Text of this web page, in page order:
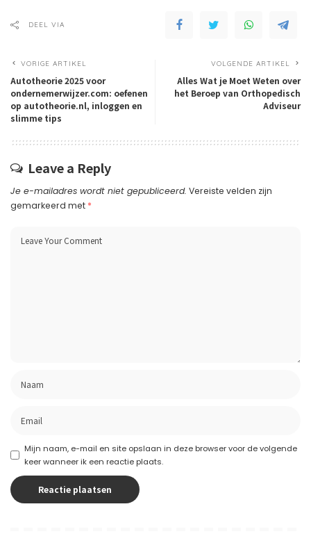
DEEL VIA
VORIGE ARTIKEL
Autotheorie 2025 voor
ondernemerwijzer.com: oefenen
op autotheorie.nl, inloggen en
slimme tips
VOLGENDE ARTIKEL
Alles Wat je Moet Weten over
het Beroep van Orthopedisch
Adviseur
Leave a Reply
Je e-mailadres wordt niet gepubliceerd. Vereiste velden zijn
gemarkeerd met *
Mijn naam, e-mail en site opslaan in deze browser voor de volgende
keer wanneer ik een reactie plaats.